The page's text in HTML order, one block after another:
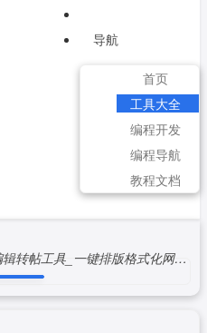
导航
首页
工具大全
编程开发
编程导航
教程文档
一键排版文章编辑器_在线文章编辑转帖工具_一键排版格式化网编工具